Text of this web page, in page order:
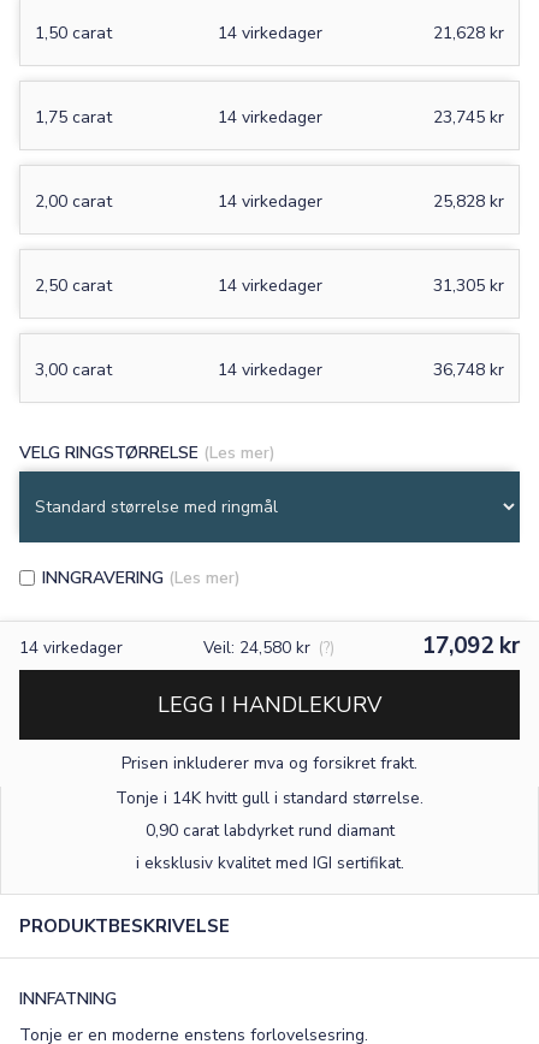
×
TEKST
FONT
1,50 carat 21,628 kr
14 virkedager
1,75 carat 23,745 kr
14 virkedager
2,00 carat 25,828 kr
14 virkedager
2,50 carat 31,305 kr
14 virkedager
3,00 carat 36,748 kr
14 virkedager
VELG RINGSTØRRELSE (Les mer)
INNGRAVERING (Les mer)
14 virkedager Veil: 24,580 kr (?) 17,092 kr
LEGG I HANDLEKURV
Prisen inkluderer mva og forsikret frakt.
Tonje i 14K hvitt gull i standard størrelse.
0,90 carat labdyrket rund diamant
i eksklusiv kvalitet med IGI sertifikat.
PRODUKTBESKRIVELSE
INNFATNING
Tonje er en moderne enstens forlovelsesring.